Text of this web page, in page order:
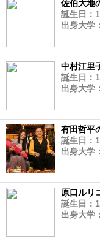
佐伯大地
誕生日：
出身大学：
中村江里
誕生日：
出身大学：
有田哲平
誕生日：
出身大学：
原口ルリ
誕生日：
出身大学：